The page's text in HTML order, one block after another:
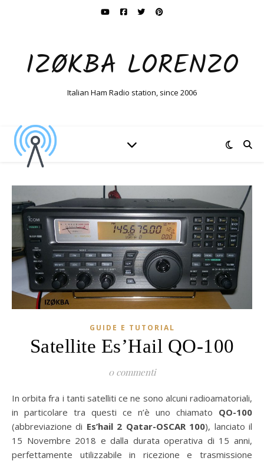
IZØKBA LORENZO
Italian Ham Radio station, since 2006
GUIDE E TUTORIAL
Satellite Es’Hail QO-100
0 commenti
In orbita fra i tanti satelliti ce ne sono alcuni radioamatoriali,
in particolare tra questi ce n’è uno chiamato QO-100
(abbreviazione di Es’hail 2 Qatar-OSCAR 100), lanciato il
15 Novembre 2018 e dalla durata operativa di 15 anni,
perfettamente utilizzabile in ricezione e trasmissione